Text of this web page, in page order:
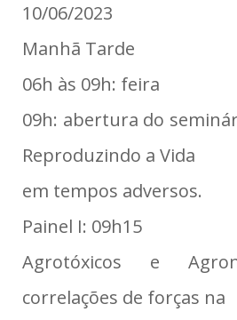
10/06/2023
Manhã Tarde
06h às 09h: feira
09h: abertura do
Reproduzindo a Vida
em tempos adversos.
Painel I: 09h15
Agrotóxicos e
correlações de forças na